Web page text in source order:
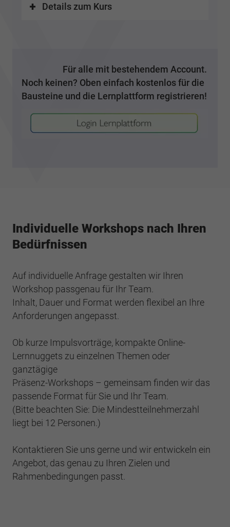
Details zum Kurs
Für alle mit bestehendem Account.
Noch keinen? Oben einfach kostenlos für die
Bausteine und die Lernplattform registrieren!
Individuelle Workshops nach Ihren
Bedürfnissen
Auf individuelle Anfrage gestalten wir Ihren
Workshop passgenau für Ihr Team.
Inhalt, Dauer und Format werden flexibel an Ihre
Anforderungen angepasst.​
Ob kurze Impulsvorträge, kompakte Online-
Lernnuggets zu einzelnen Themen oder
ganztägige
Präsenz-Workshops – gemeinsam finden wir das
passende Format für Sie und Ihr Team.
(Bitte beachten Sie: Die Mindestteilnehmerzahl
liegt bei 12 Personen.)​
Kontaktieren Sie uns gerne und wir entwickeln ein
Angebot, das genau zu Ihren Zielen und
Rahmenbedingungen passt.